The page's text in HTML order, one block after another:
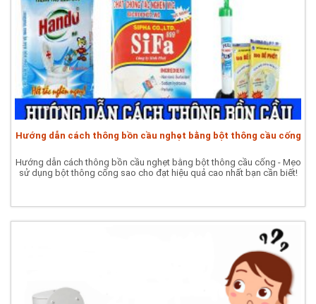
Hướng dẫn cách thông bồn cầu nghẹt bằng bột thông cầu cống
Hướng dẫn cách thông bồn cầu nghẹt bằng bột thông cầu cống - Mẹo
sử dụng bột thông cống sao cho đạt hiệu quả cao nhất bạn cần biết!